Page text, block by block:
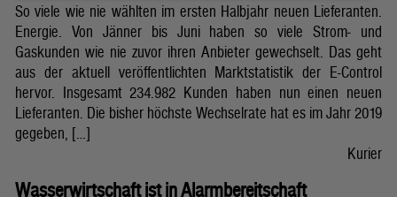
So viele wie nie wählten im ersten Halbjahr neuen Lieferanten.
Energie. Von Jänner bis Juni haben so viele Strom- und
Gaskunden wie nie zuvor ihren Anbieter gewechselt. Das geht
aus der aktuell veröffentlichten Marktstatistik der E-Control
hervor. Insgesamt 234.982 Kunden haben nun einen neuen
Lieferanten. Die bisher höchste Wechselrate hat es im Jahr 2019
gegeben, […]
Kurier
Wasserwirtschaft ist in Alarmbereitschaft